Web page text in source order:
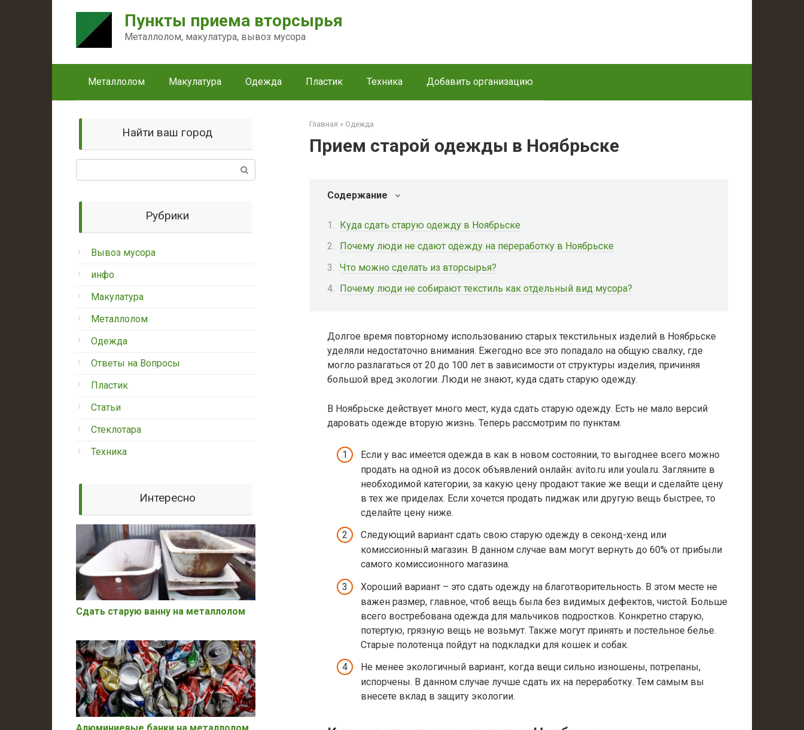
Пункты приема вторсырья
Металлолом, макулатура, вывоз мусора
Металлолом Макулатура Одежда Пластик Техника Добавить организацию
Главная » Одежда
Прием старой одежды в Ноябрьске
Содержание
Куда сдать старую одежду в Ноябрьске
Почему люди не сдают одежду на переработку в Ноябрьске
Что можно сделать из вторсырья?
Почему люди не собирают текстиль как отдельный вид мусора?
Долгое время повторному использованию старых текстильных изделий в Ноябрьске
уделяли недостаточно внимания. Ежегодно все это попадало на общую свалку, где
могло разлагаться от 20 до 100 лет в зависимости от структуры изделия, причиняя
большой вред экологии. Люди не знают, куда сдать старую одежду.
В Ноябрьске действует много мест, куда сдать старую одежду. Есть не мало версий
даровать одежде вторую жизнь. Теперь рассмотрим по пунктам.
Если у вас имеется одежда в как в новом состоянии, то выгоднее всего можно
продать на одной из досок объявлений онлайн: avito.ru или youla.ru. Загляните в
необходимой категории, за какую цену продают такие же вещи и сделайте цену
в тех же приделах. Если хочется продать пиджак или другую вещь быстрее, то
сделайте цену ниже.
Следующий вариант сдать свою старую одежду в секонд-хенд или
комиссионный магазин. В данном случае вам могут вернуть до 60% от прибыли
самого комиссионного магазина.
Хороший вариант – это сдать одежду на благотворительность. В этом месте не
важен размер, главное, чтоб вещь была без видимых дефектов, чистой. Больше
всего востребована одежда для мальчиков подростков. Конкретно старую,
потертую, грязную вещь не возьмут. Также могут принять и постельное белье.
Старые полотенца пойдут на подкладки для кошек и собак.
Не менее экологичный вариант, когда вещи сильно изношены, потрепаны,
испорчены. В данном случае лучше сдать их на переработку. Тем самым вы
внесете вклад в защиту экологии.
Найти ваш город
Рубрики
Вывоз мусора
инфо
Макулатура
Металлолом
Одежда
Ответы на Вопросы
Пластик
Статьи
Стеклотара
Техника
Интересно
Сдать старую ванну на металлолом
Алюминиевые банки на металлолом